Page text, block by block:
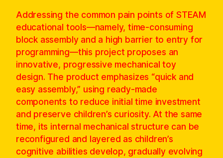
Addressing the common pain points of STEAM
educational tools—namely, time-consuming
block assembly and a high barrier to entry for
programming—this project proposes an
innovative, progressive mechanical toy
design. The product emphasizes “quick and
easy assembly,” using ready-made
components to reduce initial time investment
and preserve children’s curiosity. At the same
time, its internal mechanical structure can be
reconfigured and layered as children’s
cognitive abilities develop, gradually evolving